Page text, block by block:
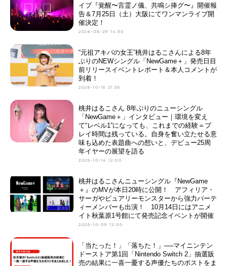
イブ『覚醒〜言霊ノ儀、共鳴シ捧グ〜』開催報
告＆7月25日（土）大阪にてワンマンライブ開
催決定！
2026-06-29 14:30
“元祖アキバの女王”桃井はるこさんによる8年
ぶりのNEWシングル「NewGame＋」発売日目
前リリースイベントレポート＆本人コメントが
到着！
2025-10-15 21:35
桃井はるこさん 8年ぶりのニューシングル
「NewGame＋」インタビュー｜環境を変え
て“レベル1”になっても、これまでの経験＝プ
レイ時間は残っている。自身を奮い立たせる意
味も込めた表題曲への想いと、デビュー25周
年イヤーの展望を語る
2025-10-14 12:00
桃井はるこさんニューシングル『NewGame
＋』のMVが本日20時に公開！ アフィリア・
サーガやピュアリーモンスターから強力パーテ
ィーメンバーも出演！ 10月14日にはアニメ
イト秋葉原1号館にて発売記念イベントが開催
2025-10-09 12:00
「当たった！」「落ちた！」──マイニンテン
ドーストア第1回「Nintendo Switch 2」抽選販
売の結果に一喜一憂する声優たちのポストをま